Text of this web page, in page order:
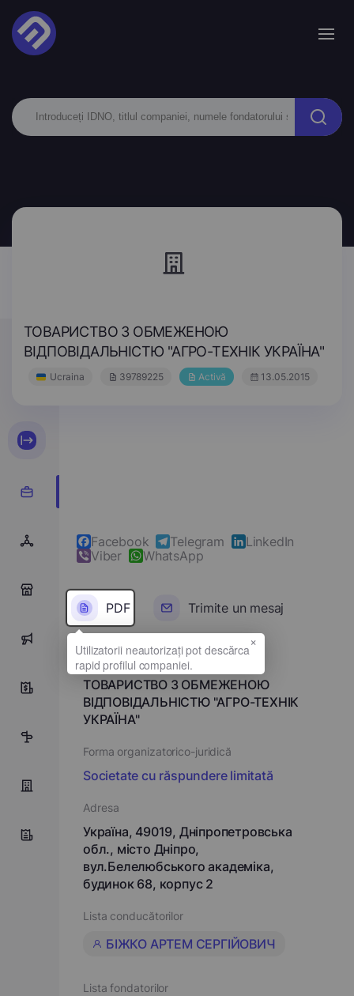
ТОВАРИСТВО З ОБМЕЖЕНОЮ
ВІДПОВІДАЛЬНІСТЮ "АГРО-ТЕХНІК УКРАЇНА"
Ucraina 39789225 Activă 13.05.2015
0
Facebook Telegram
LinkedIn
Viber
WhatsApp
PDF Trimite un mesaj
Denumirea completă
ТОВАРИСТВО З ОБМЕЖЕНОЮ
ВІДПОВІДАЛЬНІСТЮ "АГРО-ТЕХНІК
УКРАЇНА"
Forma organizatorico-juridică
Societate cu răspundere limitată
Adresa
Україна, 49019, Дніпропетровська
обл., місто Дніпро,
вул.Белелюбського академіка,
будинок 68, корпус 2
Lista conducătorilor
БІЖКО АРТЕМ СЕРГІЙОВИЧ
Lista fondatorilor
×